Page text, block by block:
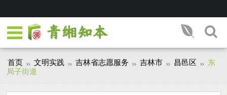
首页 文明实践 吉林省志愿服务 吉林市 昌邑区
东
局子街道